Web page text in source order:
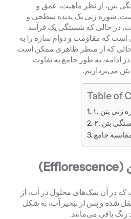
بتن، از نظر ماهیت، عمق و
شوره زنی یک پدیده سطحی و
در حالی که شستگی یک فرآیند
است که مقاومت و دوام سازه را به
که از منظر ظاهری ممکن است
ادامه، به طور جامع به تفاوت
می‌پردازیم.
Table of
جامع
در آن نمک‌های محلول در آب، از
شده و پس از تبخیر آب، به شکل
باقی می‌مانند.